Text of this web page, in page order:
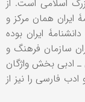
اسلامی است. از
ایران همان مرکز و
دانشنامۀ ایران بوده
سازمان فرهنگ و
ـ ادبی بخش واژگان
فارسی را نیز از